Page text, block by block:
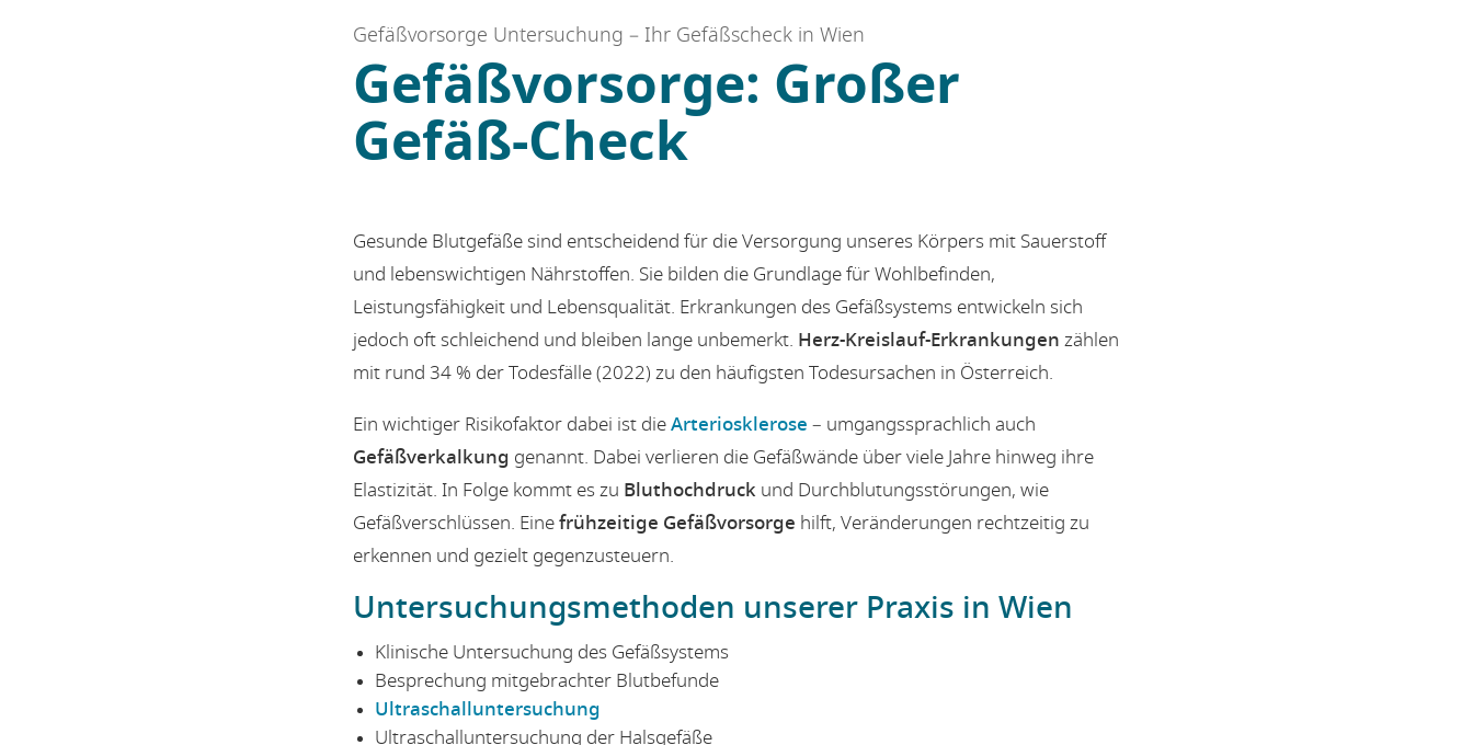
Gefäßvorsorge Untersuchung – Ihr Gefäßscheck in Wien
Gefäßvorsorge: Großer
Gefäß-Check
Gesunde Blutgefäße sind entscheidend für die Versorgung unseres Körpers mit Sauerstoff
und lebenswichtigen Nährstoffen. Sie bilden die Grundlage für Wohlbefinden,
Leistungsfähigkeit und Lebensqualität. Erkrankungen des Gefäßsystems entwickeln sich
jedoch oft schleichend und bleiben lange unbemerkt.
Herz-Kreislauf-Erkrankungen zählen
mit rund 34 % der Todesfälle (2022) zu den häufigsten Todesursachen in Österreich.
Ein wichtiger Risikofaktor dabei ist die Arteriosklerose – umgangssprachlich auch
Gefäßverkalkung genannt. Dabei verlieren die Gefäßwände über viele Jahre hinweg ihre
Elastizität. In Folge kommt es zu Bluthochdruck und Durchblutungsstörungen, wie
Gefäßverschlüssen. Eine frühzeitige Gefäßvorsorge hilft, Veränderungen rechtzeitig zu
erkennen und gezielt gegenzusteuern.
Untersuchungsmethoden unserer Praxis in Wien
Klinische Untersuchung des Gefäßsystems
Besprechung mitgebrachter Blutbefunde
Ultraschalluntersuchung
Ultraschalluntersuchung der Halsgefäße